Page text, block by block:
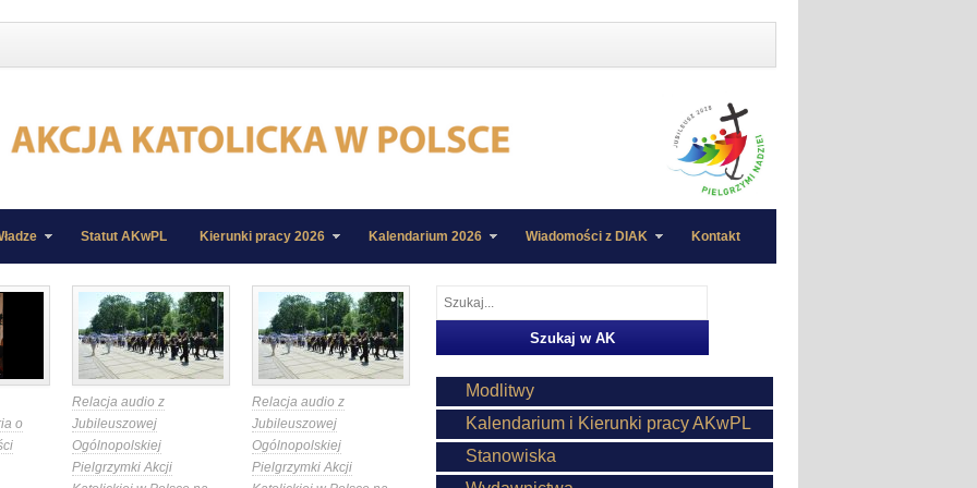
Statut AKwPL Kierunki pracy 2026 Kalendarium 2026 Wiadomości z DIAK Kontakt
o
Relacja audio z
Jubileuszowej
Ogólnopolskiej
Pielgrzymki Akcji
Relacja audio z
Jubileuszowej
Ogólnopolskiej
Pielgrzymki Akcji
Modlitwy
Kalendarium i Kierunki pracy AKwPL
Stanowiska